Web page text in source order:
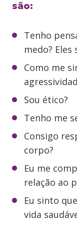
são:
Tenho
medo?
Como me
Sou ético?
Tenho me
Consigo
corpo?
Eu me
relação ao
Eu sinto
vida